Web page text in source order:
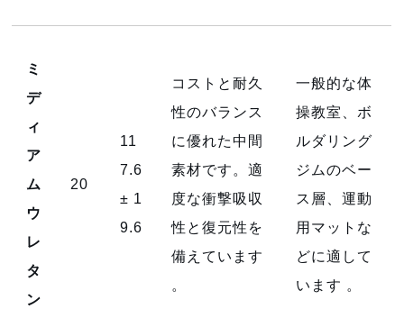
ミ
デ
ィ
ア
ム
ウ
レ
タ
ン
20
11
7.6
± 1
9.6
コストと耐久
性のバランス
に優れた中間
素材です。適
度な衝撃吸収
性と復元性を
備えています
。
一般的な体
操教室、ボ
ルダリング
ジムのベー
ス層、運動
用マットな
どに適して
います 。